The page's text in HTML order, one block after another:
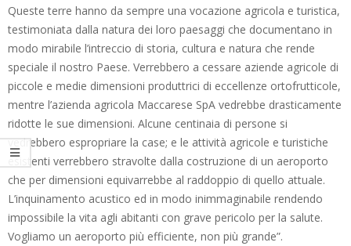
Queste terre hanno da sempre una vocazione agricola e turistica,
testimoniata dalla natura dei loro paesaggi che documentano in
modo mirabile l’intreccio di storia, cultura e natura che rende
speciale il nostro Paese. Verrebbero a cessare aziende agricole di
piccole e medie dimensioni produttrici di eccellenze ortofrutticole,
mentre l’azienda agricola Maccarese SpA vedrebbe drasticamente
ridotte le sue dimensioni. Alcune centinaia di persone si
vedrebbero espropriare la case; e le attività agricole e turistiche
esistenti verrebbero stravolte dalla costruzione di un aeroporto
che per dimensioni equivarrebbe al raddoppio di quello attuale.
L’inquinamento acustico ed in modo inimmaginabile rendendo
impossibile la vita agli abitanti con grave pericolo per la salute.
Vogliamo un aeroporto più efficiente, non più grande”.